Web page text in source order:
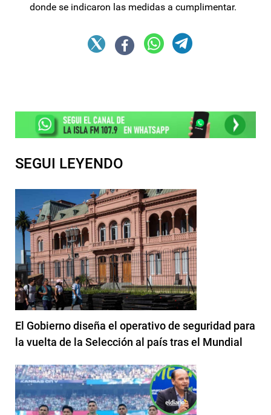
donde se indicaron las medidas a cumplimentar.
SEGUI LEYENDO
El Gobierno diseña el operativo de seguridad para
la vuelta de la Selección al país tras el Mundial